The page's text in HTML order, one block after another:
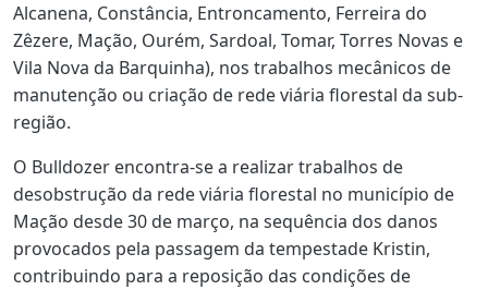
Alcanena, Constância, Entroncamento, Ferreira do
Zêzere, Mação, Ourém, Sardoal, Tomar, Torres Novas e
Vila Nova da Barquinha), nos trabalhos mecânicos de
manutenção ou criação de rede viária florestal da sub-
região.
O Bulldozer encontra-se a realizar trabalhos de
desobstrução da rede viária florestal no município de
Mação desde 30 de março, na sequência dos danos
provocados pela passagem da tempestade Kristin,
contribuindo para a reposição das condições de